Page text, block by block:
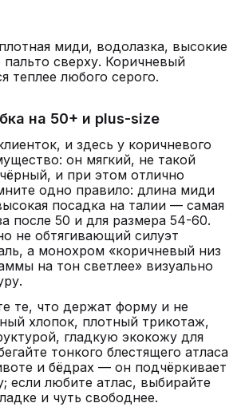
миди, водолазка, высокие
пальто сверху. Коричневый
теплее любого серого.
на 50+ и plus-size
и здесь у коричневого
он мягкий, не такой
и при этом отлично
одно правило: длина миди
посадка на талии — самая
после 50 и для размера 54-60.
не обтягивающий силуэт
а монохром «коричневый низ
на тон светлее» визуально
те, что держат форму и не
хлопок, плотный трикотаж,
гладкую экокожу для
тонкого блестящего атласа
и бёдрах — он подчёркивает
если любите атлас, выбирайте
и чуть свободнее.